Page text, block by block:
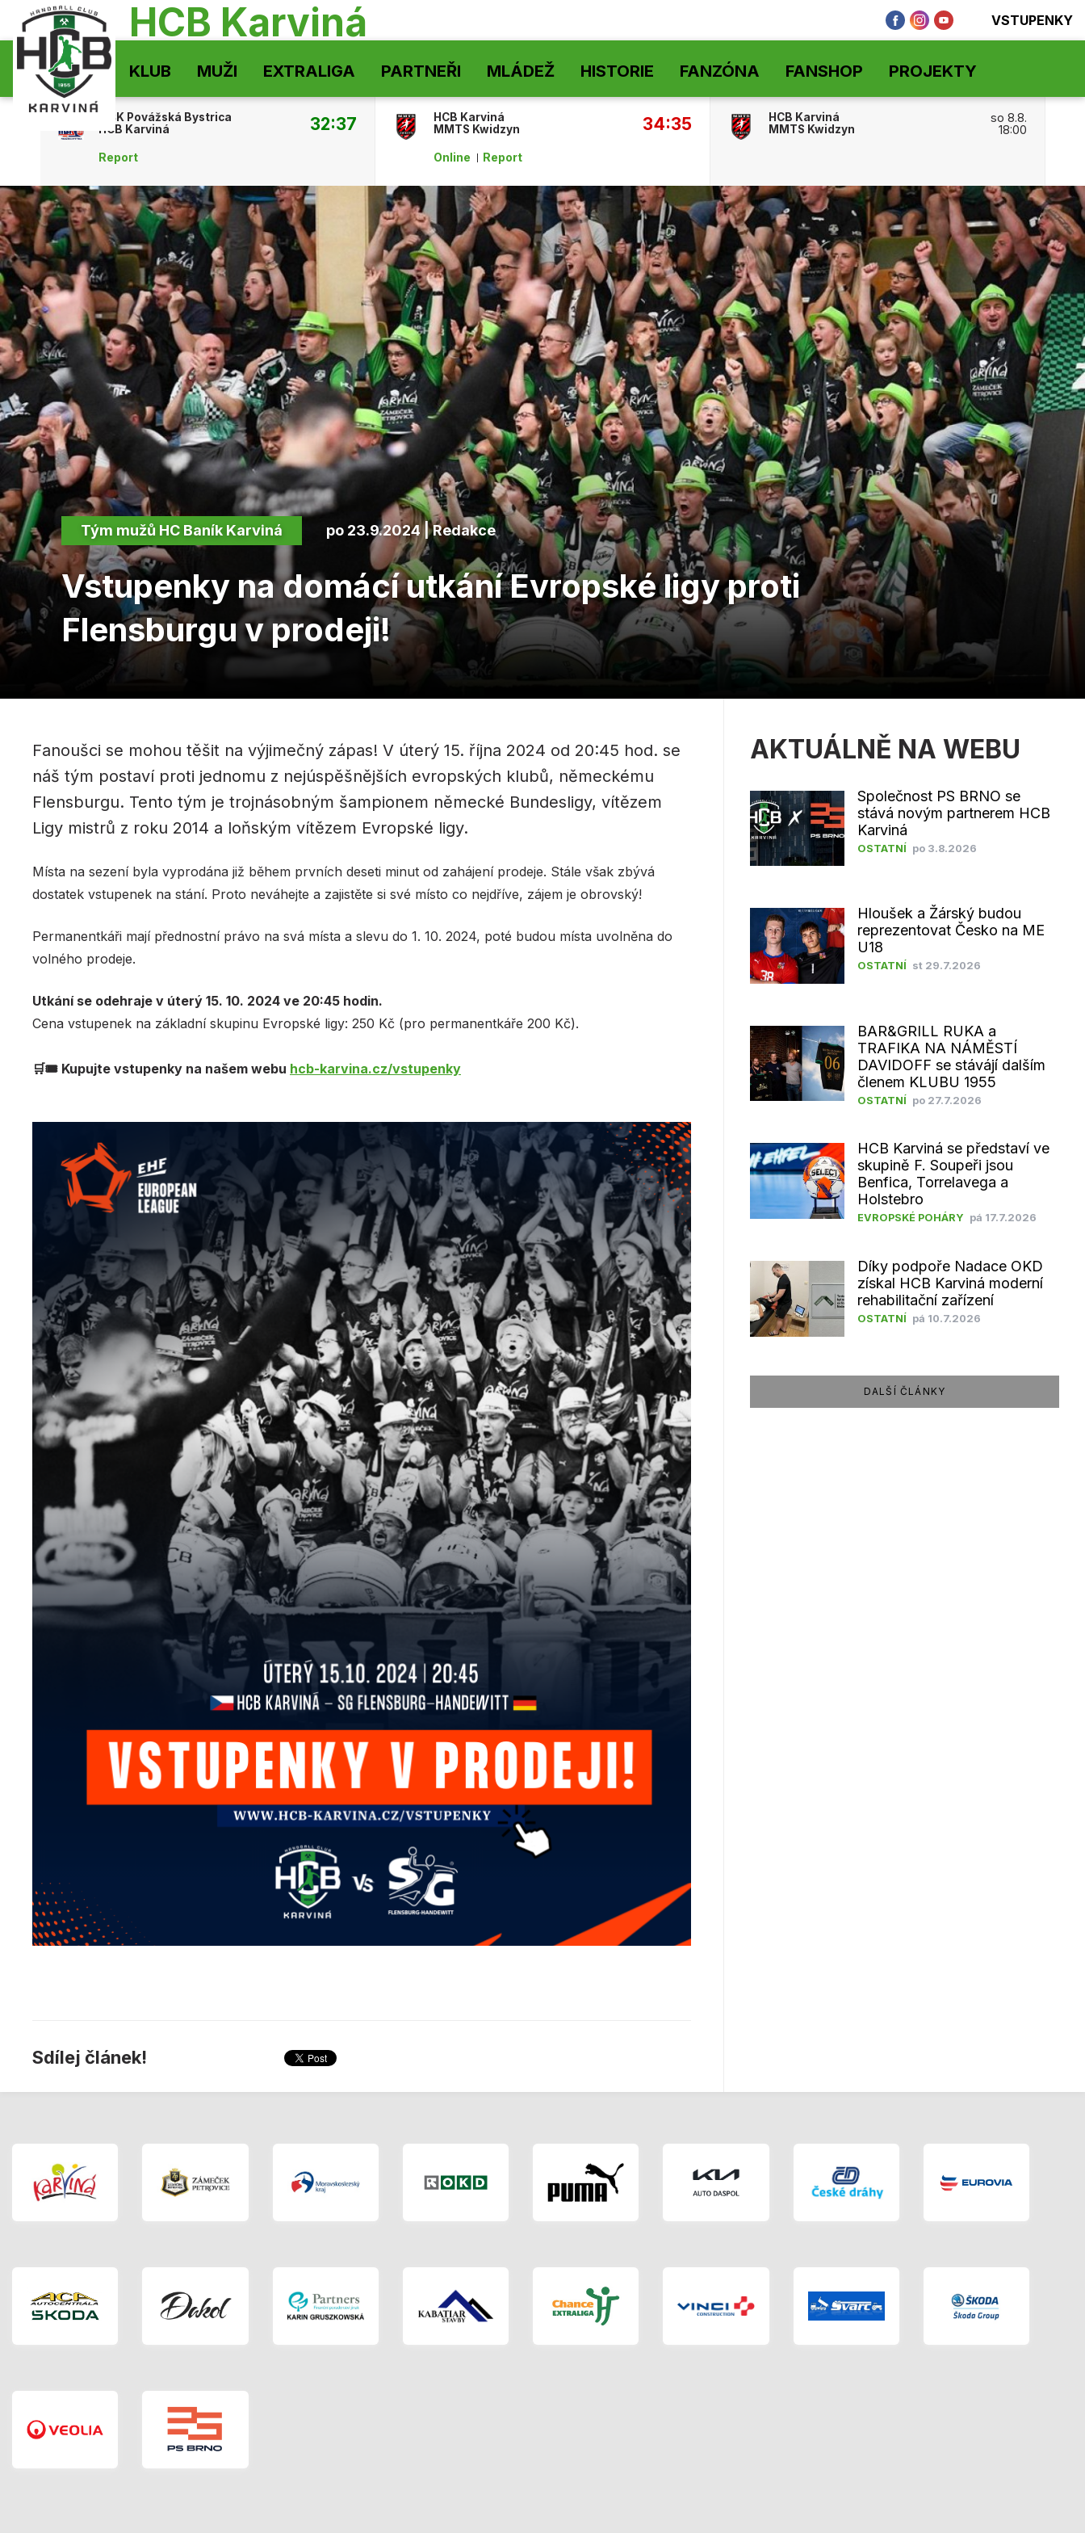
HCB Karviná VSTUPENKY
KLUB MUŽI EXTRALIGA PARTNEŘI MLÁDEŽ HISTORIE FANZÓNA FANSHOP PROJEKTY
MŠK Povážská Bystrica
HCB Karviná
32:37
Report
HCB Karviná
MMTS Kwidzyn
34:35
Online Report
HCB Karviná
MMTS Kwidzyn
so 8.8.
18:00
Tým mužů HC Baník Karviná po 23.9.2024 | Redakce
Vstupenky na domácí utkání Evropské ligy proti
Flensburgu v prodeji!
Fanoušci se mohou těšit na výjimečný zápas! V úterý 15. října 2024 od 20:45 hod. se
náš tým postaví proti jednomu z nejúspěšnějších evropských klubů, německému
Flensburgu. Tento tým je trojnásobným šampionem německé Bundesligy, vítězem
Ligy mistrů z roku 2014 a loňským vítězem Evropské ligy.
Místa na sezení byla vyprodána již během prvních deseti minut od zahájení prodeje. Stále však zbývá
dostatek vstupenek na stání. Proto neváhejte a zajistěte si své místo co nejdříve, zájem je obrovský!
Permanentkáři mají přednostní právo na svá místa a slevu do 1. 10. 2024, poté budou místa uvolněna do
volného prodeje.
Utkání se odehraje v úterý 15. 10. 2024 ve 20:45 hodin.
Cena vstupenek na základní skupinu Evropské ligy: 250 Kč (pro permanentkáře 200 Kč).
🛒🎟️ Kupujte vstupenky na našem webu hcb-karvina.cz/vstupenky
Sdílej článek!
AKTUÁLNĚ NA WEBU
Společnost PS BRNO se
stává novým partnerem HCB
Karviná
OSTATNÍ po 3.8.2026
Hloušek a Žárský budou
reprezentovat Česko na ME
U18
OSTATNÍ st 29.7.2026
BAR&GRILL RUKA a
TRAFIKA NA NÁMĚSTÍ
DAVIDOFF se stávájí dalším
členem KLUBU 1955
OSTATNÍ po 27.7.2026
HCB Karviná se představí ve
skupině F. Soupeři jsou
Benfica, Torrelavega a
Holstebro
EVROPSKÉ POHÁRY pá 17.7.2026
Díky podpoře Nadace OKD
získal HCB Karviná moderní
rehabilitační zařízení
OSTATNÍ pá 10.7.2026
DALŠÍ ČLÁNKY